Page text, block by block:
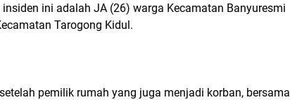
ini adalah JA (26) warga Kecamatan Banyuresmi
Tarogong Kidul.
pemilik rumah yang juga menjadi korban, bersama